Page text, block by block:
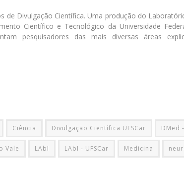
de Divulgação Científica. Uma produção do
Científico e Tecnológico da Universidade
pesquisadores das mais diversas áreas
Ciência Divulgação Científica UFSCar DMed
Vale LAbI LAbI - UFSCar Medicina